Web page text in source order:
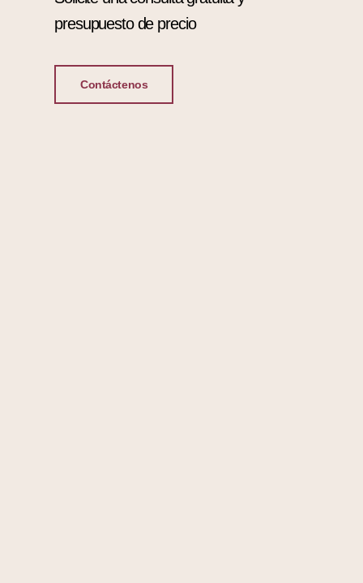
presupuesto de precio
Contáctenos